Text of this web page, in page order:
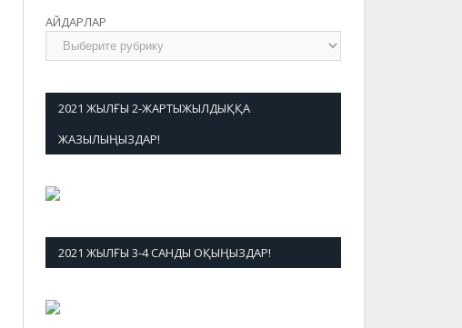
АЙДАРЛАР
2021 ЖЫЛҒЫ 2-ЖАРТЫЖЫЛДЫҚҚА
ЖАЗЫЛЫҢЫЗДАР!
2021 ЖЫЛҒЫ 3-4 САНДЫ ОҚЫҢЫЗДАР!